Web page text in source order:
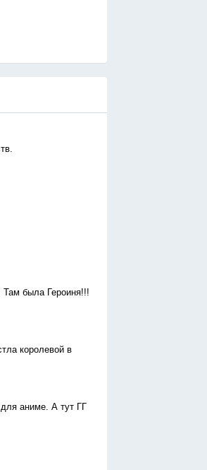
Там была Героиня!!!
королевой в
аниме. А тут ГГ